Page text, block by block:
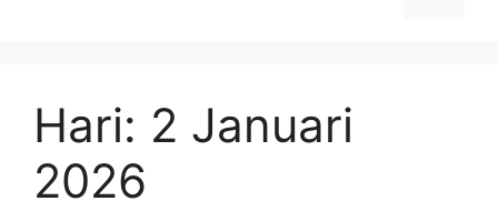
Hari: 2 Januari
2026